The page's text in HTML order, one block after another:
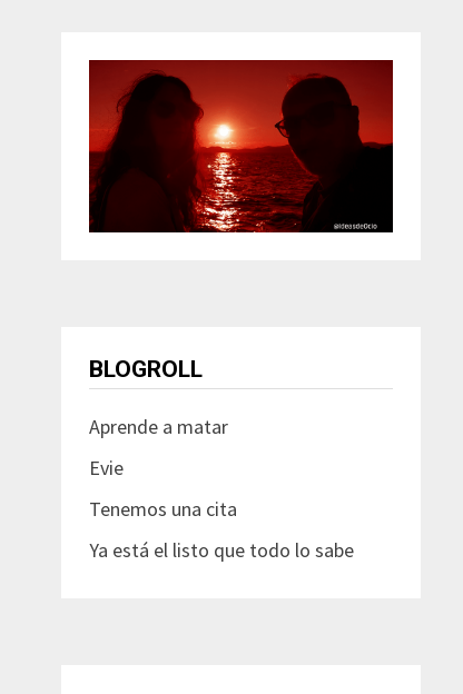
BLOGROLL
Aprende a matar
Evie
Tenemos una cita
Ya está el listo que todo lo sabe